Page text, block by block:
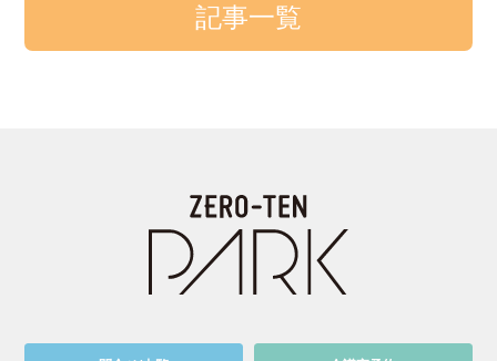
記事一覧